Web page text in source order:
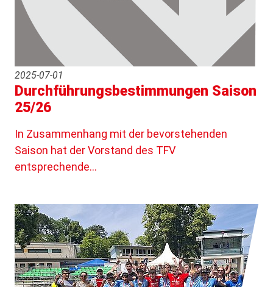
2025-07-01
Durchführungsbestimmungen Saison
25/26
In Zusammenhang mit der bevorstehenden
Saison hat der Vorstand des TFV
entsprechende…